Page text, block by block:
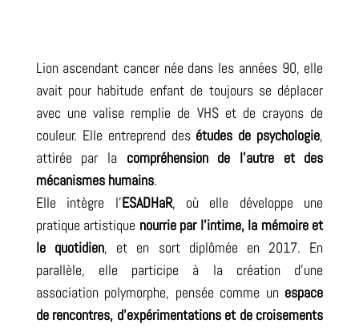
Lion ascendant cancer née dans les années 90, elle
avait pour habitude enfant de toujours se déplacer
avec une valise remplie de VHS et de crayons de
couleur. Elle entreprend des études de psychologie,
attirée par la compréhension de l’autre et des
mécanismes humains.
Elle intègre l’ESADHaR, où elle développe une
pratique artistique nourrie par l’intime, la mémoire et
le quotidien, et en sort diplômée en 2017. En
parallèle, elle participe à la création d’une
association polymorphe, pensée comme un espace
de rencontres, d’expérimentations et de croisements